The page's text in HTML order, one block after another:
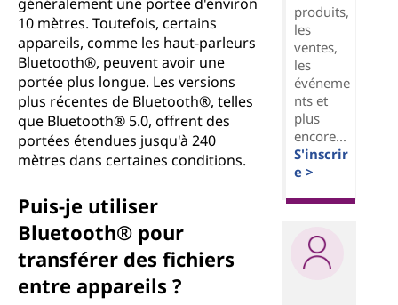
10 mètres. Toutefois, certains
appareils, comme les haut-parleurs
Bluetooth®, peuvent avoir une
portée plus longue. Les versions
plus récentes de Bluetooth®, telles
que Bluetooth® 5.0, offrent des
portées étendues jusqu'à 240
mètres dans certaines conditions.
Puis-je utiliser
Bluetooth® pour
transférer des fichiers
entre appareils ?
produits,
les
ventes,
les
événeme
nts et
plus
encore...
S'inscrir
e >